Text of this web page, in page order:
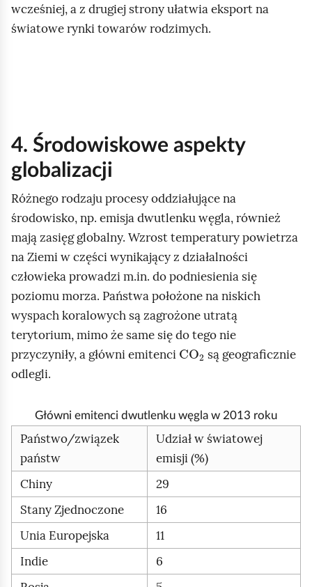
wcześniej, a z drugiej strony ułatwia eksport na
światowe rynki towarów rodzimych.
4. Środowiskowe aspekty
globalizacji
Różnego rodzaju procesy oddziałujące na
środowisko, np. emisja dwutlenku węgla, również
mają zasięg globalny. Wzrost temperatury powietrza
na Ziemi w części wynikający z działalności
człowieka prowadzi m.in. do podniesienia się
poziomu morza. Państwa położone na niskich
wyspach koralowych są zagrożone utratą
terytorium, mimo że same się do tego nie
przyczyniły, a główni emitenci CO
2
są geograficznie
odlegli.
Główni emitenci dwutlenku węgla w 2013 roku
Państwo/związek
państw
Udział w światowej
emisji (%)
Chiny
29
Stany Zjednoczone
16
Unia Europejska
11
Indie
6